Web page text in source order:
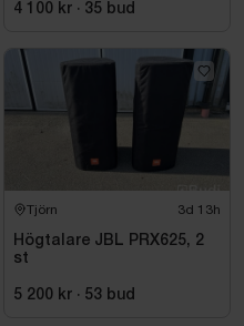
4 100 kr · 35 bud
Tjörn 3d 13h
Högtalare JBL PRX625, 2
st
5 200 kr · 53 bud